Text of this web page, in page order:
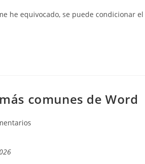
entrada:
he equivocado, se puede condicionar el
comunes de Word